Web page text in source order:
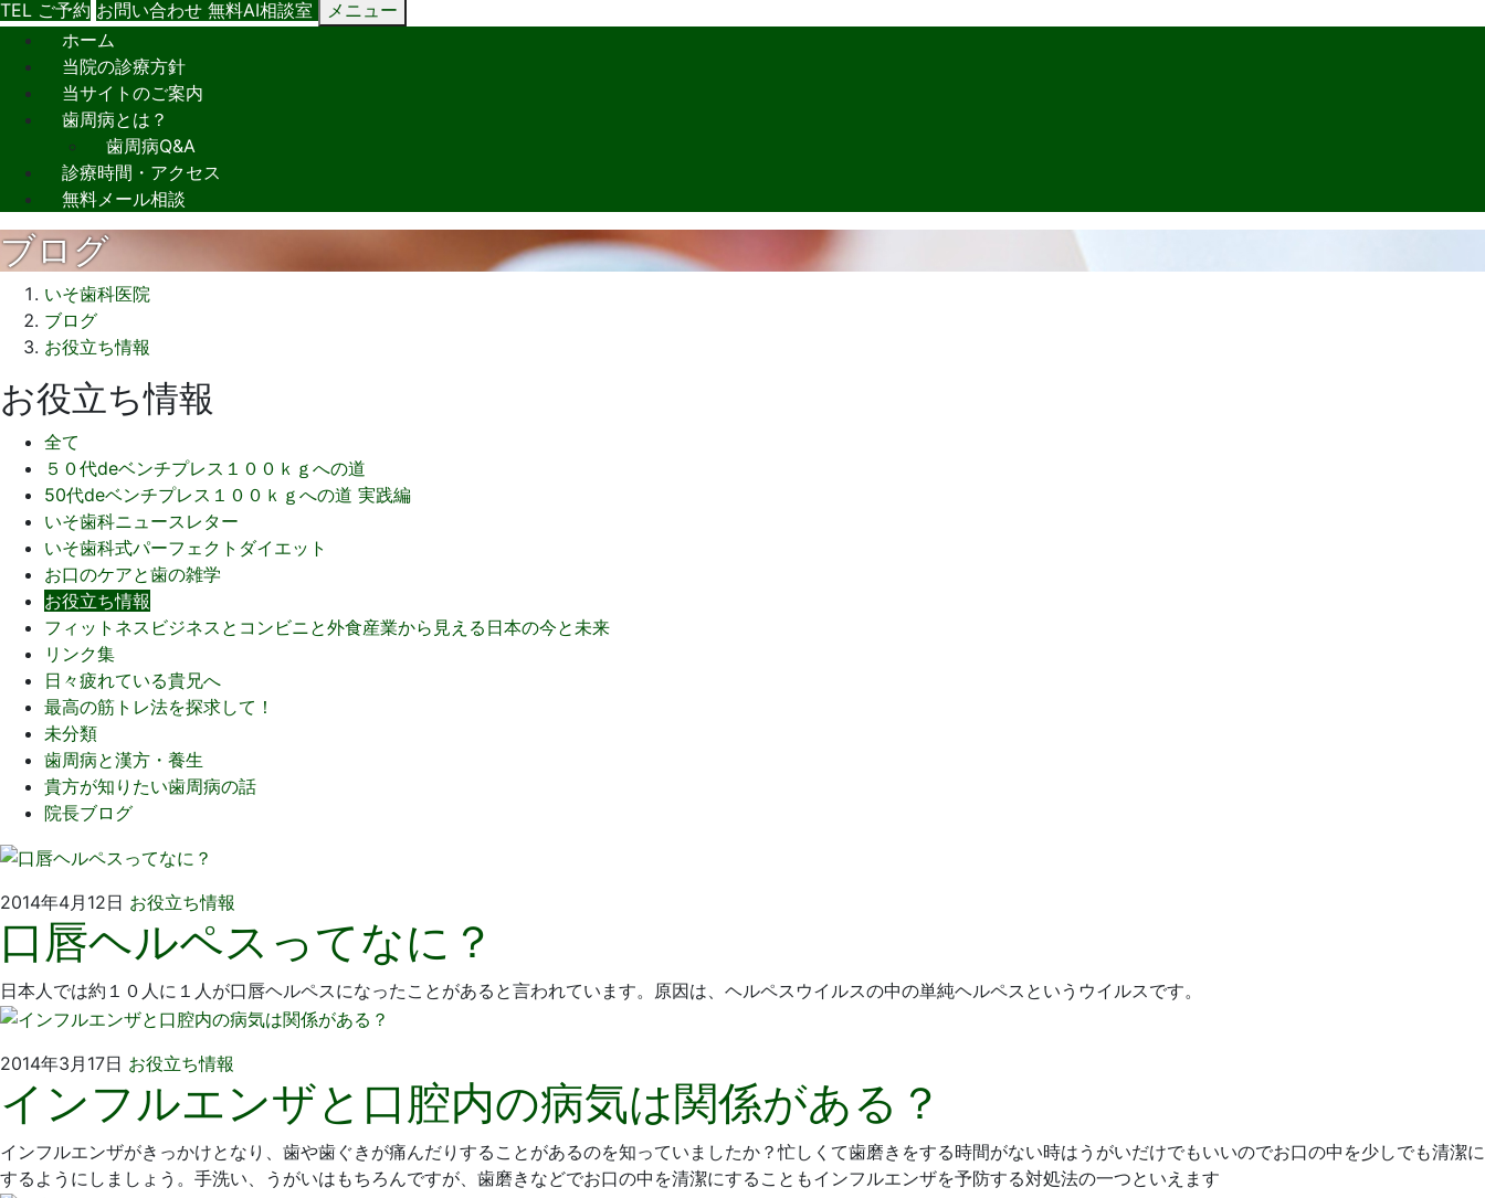
TEL ご予約 お問い合わせ 無料AI相談室
メニュー
ホーム
当院の診療方針
当サイトのご案内
歯周病とは？
歯周病Q&A
診療時間・アクセス
無料メール相談
ブログ
いそ歯科医院
ブログ
お役立ち情報
お役立ち情報
全て
５０代deベンチプレス１００ｋｇへの道
50代deベンチプレス１００ｋｇへの道 実践編
いそ歯科ニュースレター
いそ歯科式パーフェクトダイエット
お口のケアと歯の雑学
お役立ち情報
フィットネスビジネスとコンビニと外食産業から見える日本の今と未来
リンク集
日々疲れている貴兄へ
最高の筋トレ法を探求して！
未分類
歯周病と漢方・養生
貴方が知りたい歯周病の話
院長ブログ
2014年4月12日 お役立ち情報
年
4
月
12
日
そ
歯
科
医
院
口唇ヘルペスってなに？
日本人では約１０人に１人が口唇ヘルペスになったことがあると言われています。原因は、ヘルペスウイルスの中の単純ヘルペスというウイルスです。
2014年3月17日 お役立ち情報
年
3
月
17
そ
歯
科
医
インフルエンザと口腔内の病気は関係がある？
インフルエンザがきっかけとなり、歯や歯ぐきが痛んだりすることがあるのを知っていましたか？忙しくて歯磨きをする時間がない時はうがいだけでもいいのでお口の中を少しでも清潔に
するようにしましょう。手洗い、うがいはもちろんですが、歯磨きなどでお口の中を清潔にすることもインフルエンザを予防する対処法の一つといえます